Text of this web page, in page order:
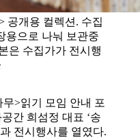
공개용 컬렉션. 수집
용으로 나눠 보관중
은 수집가가 전시행
>읽기 모임 안내 포
간 희섬정 대표 ‘송
전시행사를 열였다.